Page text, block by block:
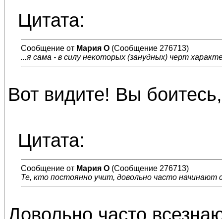
Цитата:
Сообщение от Мария О (Сообщение 276713)
...я сама - в силу некоторых (занудных) черт
Вот видите! Вы
Цитата:
Сообщение от Мария О (Сообщение 276713)
Те, кто постоянно учит, довольно часто начинают
Довольно часто